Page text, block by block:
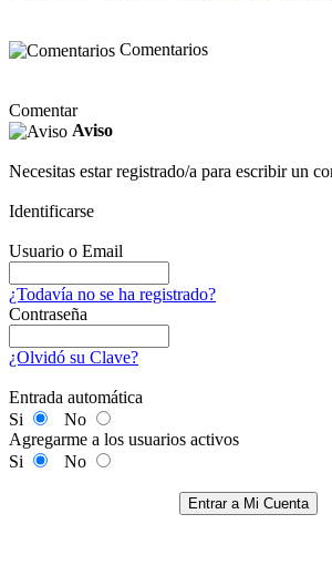
Comentarios
Comentar
Aviso
Necesitas estar registrado/a para escribir un
Identificarse
Usuario o Email
¿Todavía no se ha registrado?
Contraseña
¿Olvidó su Clave?
Entrada automática
Si
No
Agregarme a los usuarios activos
Si
No
Entrar a Mi Cuenta